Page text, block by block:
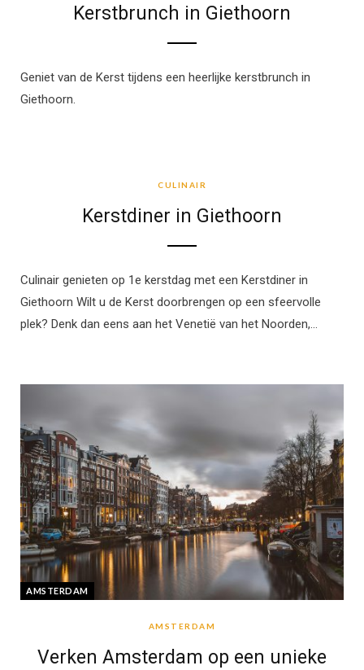
Kerstbrunch in Giethoorn
Geniet van de Kerst tijdens een heerlijke kerstbrunch in
Giethoorn.
CULINAIR
Kerstdiner in Giethoorn
Culinair genieten op 1e kerstdag met een Kerstdiner in
Giethoorn Wilt u de Kerst doorbrengen op een sfeervolle
plek? Denk dan eens aan het Venetië van het Noorden,…
AMSTERDAM
AMSTERDAM
Verken Amsterdam op een unieke